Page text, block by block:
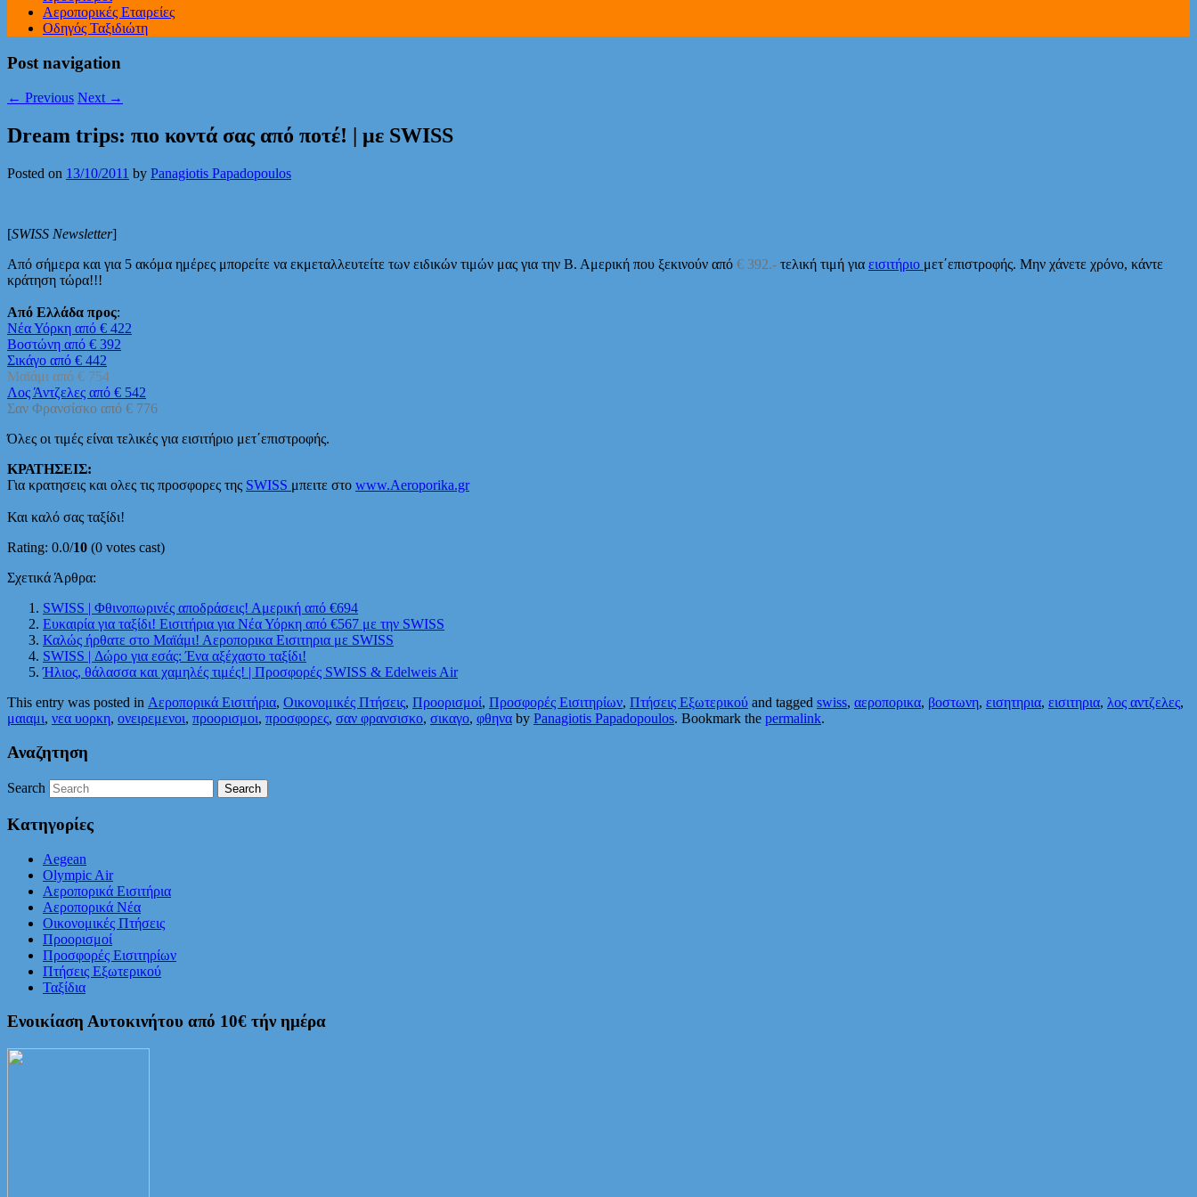
Αεροπορικές Εταιρείες
Οδηγός Ταξιδιώτη
Post navigation
← Previous Next →
Dream trips: πιο κοντά σας από ποτέ! | με SWISS
Posted on 13/10/2011 by Panagiotis Papadopoulos
[SWISS Newsletter]
Από σήμερα και για 5 ακόμα ημέρες μπορείτε να εκμεταλλευτείτε των ειδικών τιμών μας για την Β. Αμερική που ξεκινούν από € 392.- τελική τιμή για εισιτήριο μετ΄επιστροφής. Μην χάνετε χρόνο, κάντε
κράτηση τώρα!!!
Από Ελλάδα προς:
Νέα Υόρκη από € 422
Βοστώνη από € 392
Σικάγο από € 442
Μαϊάμι από € 754
Λος Άντζελες από € 542
Σαν Φρανσίσκο από € 776
Όλες οι τιμές είναι τελικές για εισιτήριο μετ΄επιστροφής.
ΚΡΑΤΗΣΕΙΣ:
Για κρατησεις και ολες τις προσφορες της SWISS μπειτε στο www.Aeroporika.gr
Και καλό σας ταξίδι!
Rating: 0.0/10 (0 votes cast)
Σχετικά Άρθρα:
SWISS | Φθινοπωρινές αποδράσεις! Αμερική από €694
Ευκαιρία για ταξίδι! Εισιτήρια για Νέα Υόρκη από €567 με την SWISS
Καλώς ήρθατε στο Μαϊάμι! Αεροπορικα Εισιτηρια με SWISS
SWISS | Δώρο για εσάς: Ένα αξέχαστο ταξίδι!
Ήλιος, θάλασσα και χαμηλές τιμές! | Προσφορές SWISS & Edelweis Air
This entry was posted in Αεροπορικά Εισιτήρια, Οικονομικές Πτήσεις, Προορισμοί, Προσφορές Εισιτηρίων, Πτήσεις Εξωτερικού and tagged swiss, αεροπορικα, βοστωνη, εισητηρια, εισιτηρια, λος αντζελες,
μαιαμι, νεα υορκη, ονειρεμενοι, προορισμοι, προσφορες, σαν φρανσισκο, σικαγο, φθηνα by Panagiotis Papadopoulos. Bookmark the permalink.
Αναζητηση
Search
Κατηγορίες
Aegean
Olympic Air
Αεροπορικά Εισιτήρια
Αεροπορικά Νέα
Οικονομικές Πτήσεις
Προορισμοί
Προσφορές Εισιτηρίων
Πτήσεις Εξωτερικού
Ταξίδια
Ενοικίαση Αυτοκινήτου από 10€ τήν ημέρα